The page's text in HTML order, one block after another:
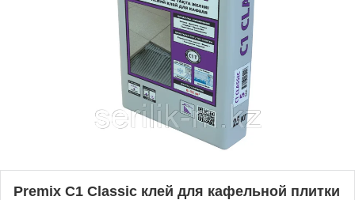
Premix C1 Classic клей для кафельной плитки